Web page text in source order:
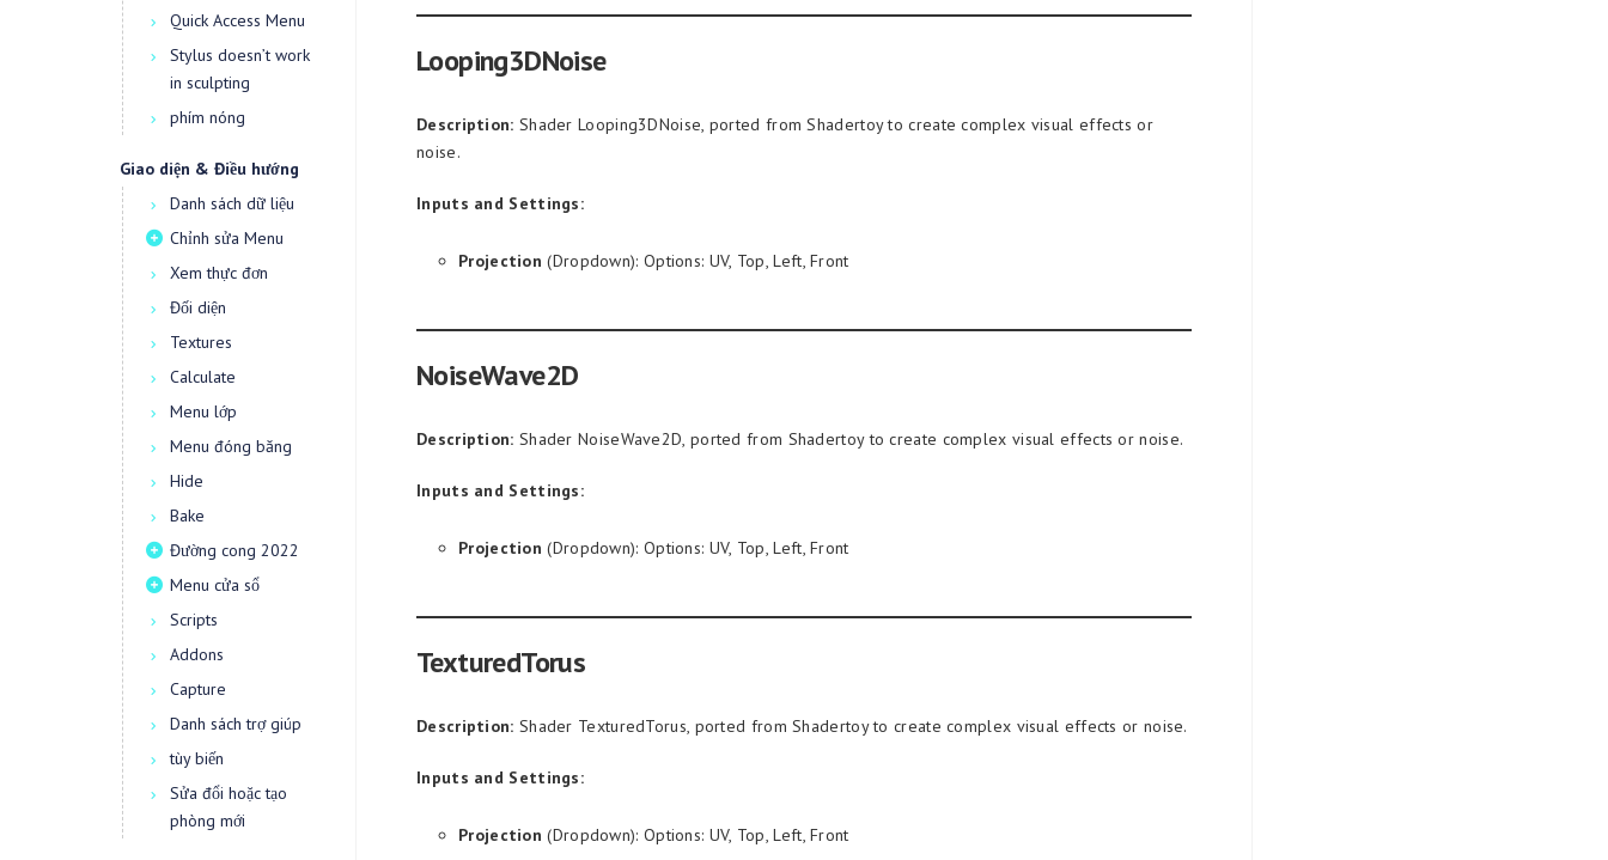
Quick Access Menu
Stylus doesn’t work
in sculpting
phím nóng
Giao diện & Điều hướng
Danh sách dữ liệu
Chỉnh sửa Menu
Xem thực đơn
Đối diện
Textures
Calculate
Menu lớp
Menu đóng băng
Hide
Bake
Đường cong 2022
Menu cửa sổ
Scripts
Addons
Capture
Danh sách trợ giúp
tùy biến
Sửa đổi hoặc tạo
phòng mới
Looping3DNoise
Description: Shader Looping3DNoise, ported from Shadertoy to create complex visual effects or
noise.
Inputs and Settings:
Projection (Dropdown): Options: UV, Top, Left, Front
NoiseWave2D
Description: Shader NoiseWave2D, ported from Shadertoy to create complex visual effects or noise.
Inputs and Settings:
Projection (Dropdown): Options: UV, Top, Left, Front
TexturedTorus
Description: Shader TexturedTorus, ported from Shadertoy to create complex visual effects or noise.
Inputs and Settings:
Projection (Dropdown): Options: UV, Top, Left, Front